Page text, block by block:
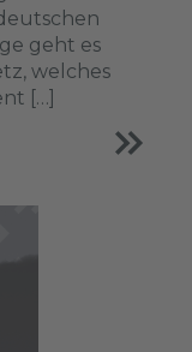
geht es
welches
[…]